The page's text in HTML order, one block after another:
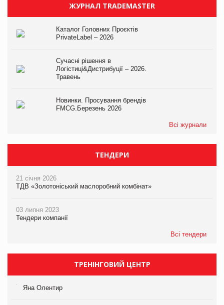
ЖУРНАЛ TRADEMASTER
Каталог Головних Проєктів
PrivateLabel – 2026
Сучасні рішення в
Логістиці&Дистрибуції – 2026.
Травень
Новинки. Просування брендів
FMCG.Березень 2026
Всі журнали
ТЕНДЕРИ
21 січня 2026
ТДВ «Золотоніський маслоробний комбінат»
03 липня 2023
Тендери компанії
Всі тендери
ТРЕНІНГОВИЙ ЦЕНТР
Яна Олентир